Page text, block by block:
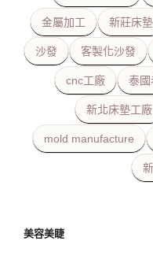
金屬加工 新莊床墊
沙發 客製化沙發
cnc工廠 泰國
新北床墊工廠
mold manufacture
美容美睫